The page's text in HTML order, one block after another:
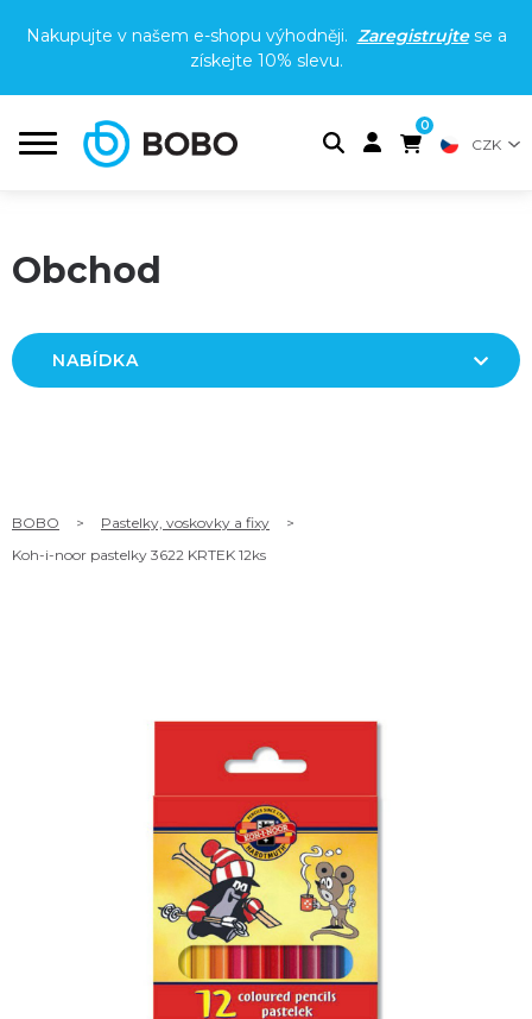
Nakupujte v našem e-shopu výhodněji. Zaregistrujtese a
získejte 10% slevu.
0
CZK
Obchod
NABÍDKA
BOBO > Pastelky, voskovky a fixy
>
Koh-i-noor pastelky 3622 KRTEK 12ks